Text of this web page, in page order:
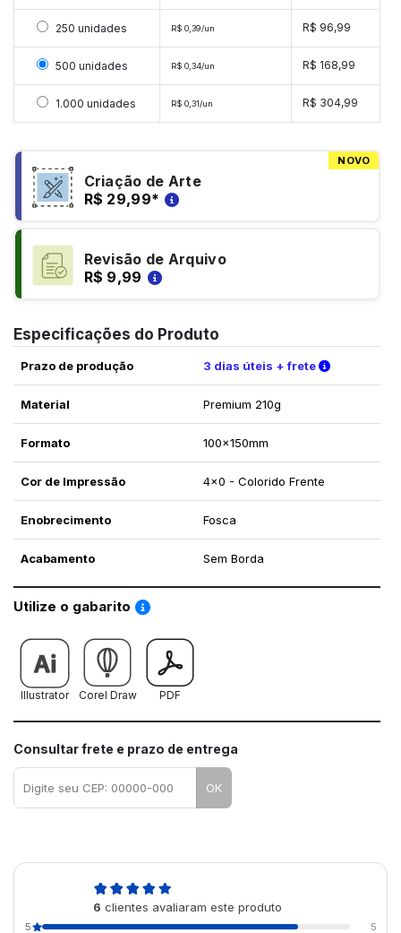
Selecionar 250 unidades
250 unidades R$ 0,39/un R$ 96,99
Selecionar 500 unidades
500 unidades R$ 0,34/un R$ 168,99
Selecionar 1000 unidades
1.000 unidades R$ 0,31/un R$ 304,99
NOVO
Criação de Arte
R$ 29,99*
Revisão de Arquivo
R$ 9,99
Especificações do Produto
Prazo de produção 3 dias úteis + frete Verifique
Material Premium 210g
Formato 100x150mm
Cor de Impressão 4x0 - Colorido Frente
Enobrecimento Fosca
Acabamento Sem Borda
Utilize o gabarito Saiba como utilizar os nossos gabaritos
Illustrator Corel Draw PDF
Consultar frete e prazo de entrega
OK
6 clientes avaliaram este produto
5 5